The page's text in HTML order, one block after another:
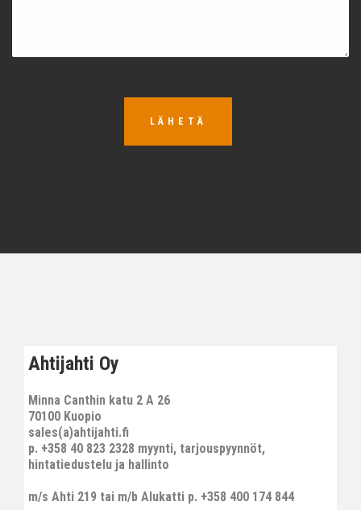
LÄHETÄ
Ahtijahti Oy
Minna Canthin katu 2 A 26
70100 Kuopio
sales(a)ahtijahti.fi
p. +358 40 823 2328 myynti, tarjouspyynnöt,
hintatiedustelu ja hallinto
m/s Ahti 219 tai m/b Alukatti p. +358 400 174 844